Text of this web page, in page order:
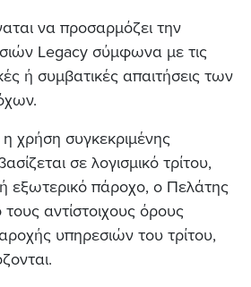
να προσαρμόζει την
Legacy σύμφωνα με τις
ή συμβατικές απαιτήσεις των
χρήση συγκεκριμένης
σε λογισμικό τρίτου,
εξωτερικό πάροχο, ο Πελάτης
αντίστοιχους όρους
υπηρεσιών του τρίτου,